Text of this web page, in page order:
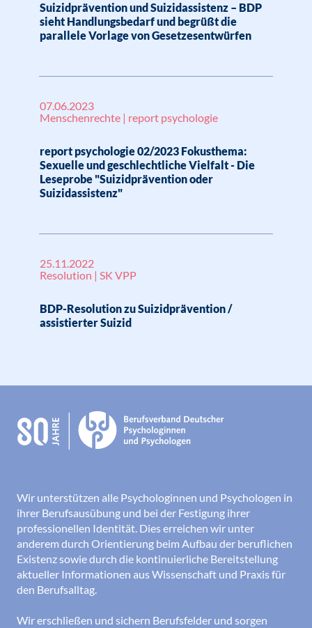
Suizidprävention und Suizidassistenz – BDP
sieht Handlungsbedarf und begrüßt die
parallele Vorlage von Gesetzesentwürfen
07.06.2023
Menschenrechte | report psychologie
report psychologie 02/2023 Fokusthema:
Sexuelle und geschlechtliche Vielfalt - Die
Leseprobe "Suizidprävention oder
Suizidassistenz"
25.11.2022
Resolution | SK VPP
BDP-Resolution zu Suizidprävention /
assistierter Suizid
Wir unterstützen alle Psychologinnen und Psychologen in
ihrer Berufsausübung und bei der Festigung ihrer
professionellen Identität. Dies erreichen wir unter
anderem durch Orientierung beim Aufbau der beruflichen
Existenz sowie durch die kontinuierliche Bereitstellung
aktueller Informationen aus Wissenschaft und Praxis für
den Berufsalltag.
Wir erschließen und sichern Berufsfelder und sorgen